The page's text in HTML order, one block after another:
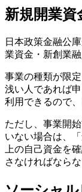
新規開業資
日本政策金融公
業資金・新創業
事業の種類が限定
浅い人であれば
利用できるので
ただし、事業開
いない場合は、
上の自己資金を
さなければなら